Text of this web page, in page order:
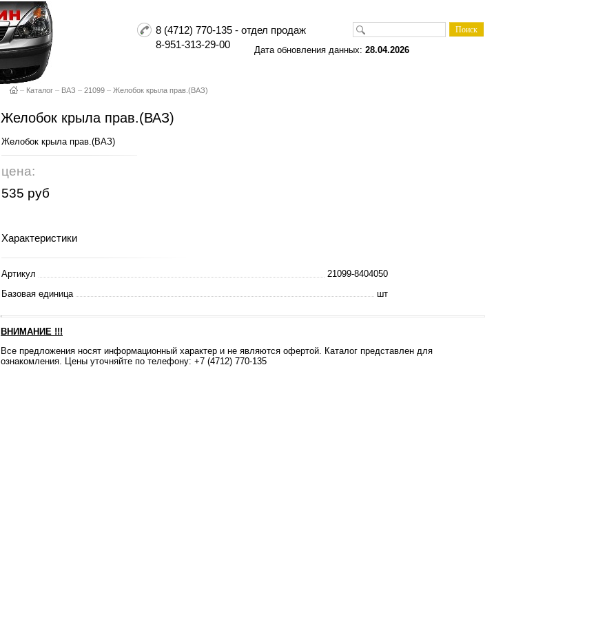
8 (4712) 770-135 - отдел продаж
8-951-313-29-00
Дата обновления данных: 28.04.2026
– Каталог – ВАЗ – 21099 – Желобок крыла прав.(ВАЗ)
Желобок крыла прав.(ВАЗ)
Желобок крыла прав.(ВАЗ)
цена:
535 руб
Характеристики
Артикул
21099-8404050
Базовая единица
шт
ВНИМАНИЕ !!!
Все предложения носят информационный характер и не являются офертой. Каталог представлен для
ознакомления. Цены уточняйте по телефону: +7 (4712) 770-135